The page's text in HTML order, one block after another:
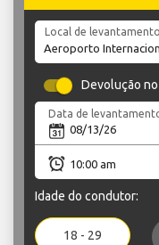
Local de levantamento
Devolução
Data de
Idade do condutor:
18 - 29